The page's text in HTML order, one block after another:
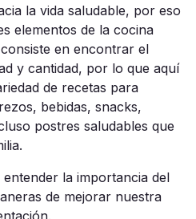
la vida saludable, por eso
elementos de la cocina
consiste en encontrar el
y cantidad, por lo que aquí
de recetas para
, bebidas, snacks,
postres saludables que
.
la importancia del
de mejorar nuestra